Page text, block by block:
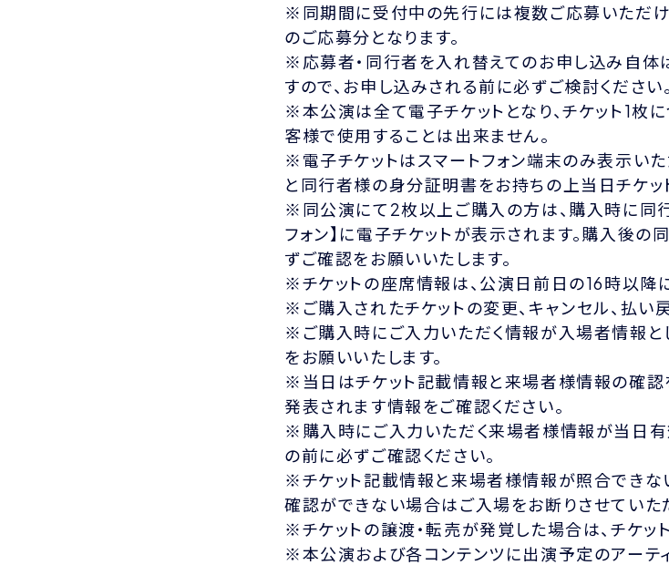
※同期間に受付中の先行には複数ご応募いただけ
のご応募分となります。
※応募者・同行者を入れ替えてのお申し込み自体
すので、お申し込みされる前に必ずご検討ください。
※本公演は全て電子チケットとなり、チケット1枚
客様で使用することは出来ません。
※電子チケットはスマートフォン端末のみ表示い
と同行者様の身分証明書をお持ちの上当日チケッ
※同公演にて2枚以上ご購入の方は、購入時に同
フォン】に電子チケットが表示されます。購入後
ずご確認をお願いいたします。
※チケットの座席情報は、公演日前日の16時以降
※ご購入されたチケットの変更、キャンセル、払い
※ご購入時にご入力いただく情報が入場者情報と
をお願いいたします。
※当日はチケット記載情報と来場者様情報の確認
発表されます情報をご確認ください。
※購入時にご入力いただく来場者様情報が当日有
の前に必ずご確認ください。
※チケット記載情報と来場者様情報が照合できな
確認ができない場合はご入場をお断りさせていた
※チケットの譲渡・転売が発覚した場合は、チケッ
※本公演および各コンテンツに出演予定のアーテ